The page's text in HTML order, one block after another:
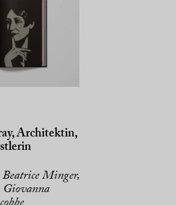
Architektin,
Minger,
Giovanna